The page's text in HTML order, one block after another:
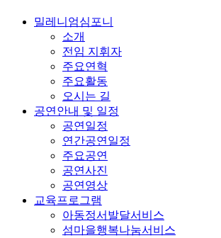
밀레니엄심포니
소개
전임 지휘자
주요연혁
주요활동
오시는 길
공연안내 및 일정
공연일정
연간공연일정
주요공연
공연사진
공연영상
교육프로그램
아동정서발달서비스
섬마을행복나눔서비스